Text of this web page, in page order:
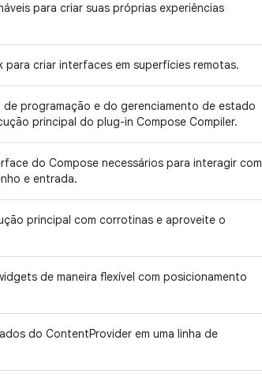
para criar suas próprias experiências
para criar interfaces em superfícies remotas.
programação e do gerenciamento de estado
principal do plug-in Compose Compiler.
do Compose necessários para interagir com
e entrada.
principal com corrotinas e aproveite o
de maneira flexível com posicionamento
do ContentProvider em uma linha de